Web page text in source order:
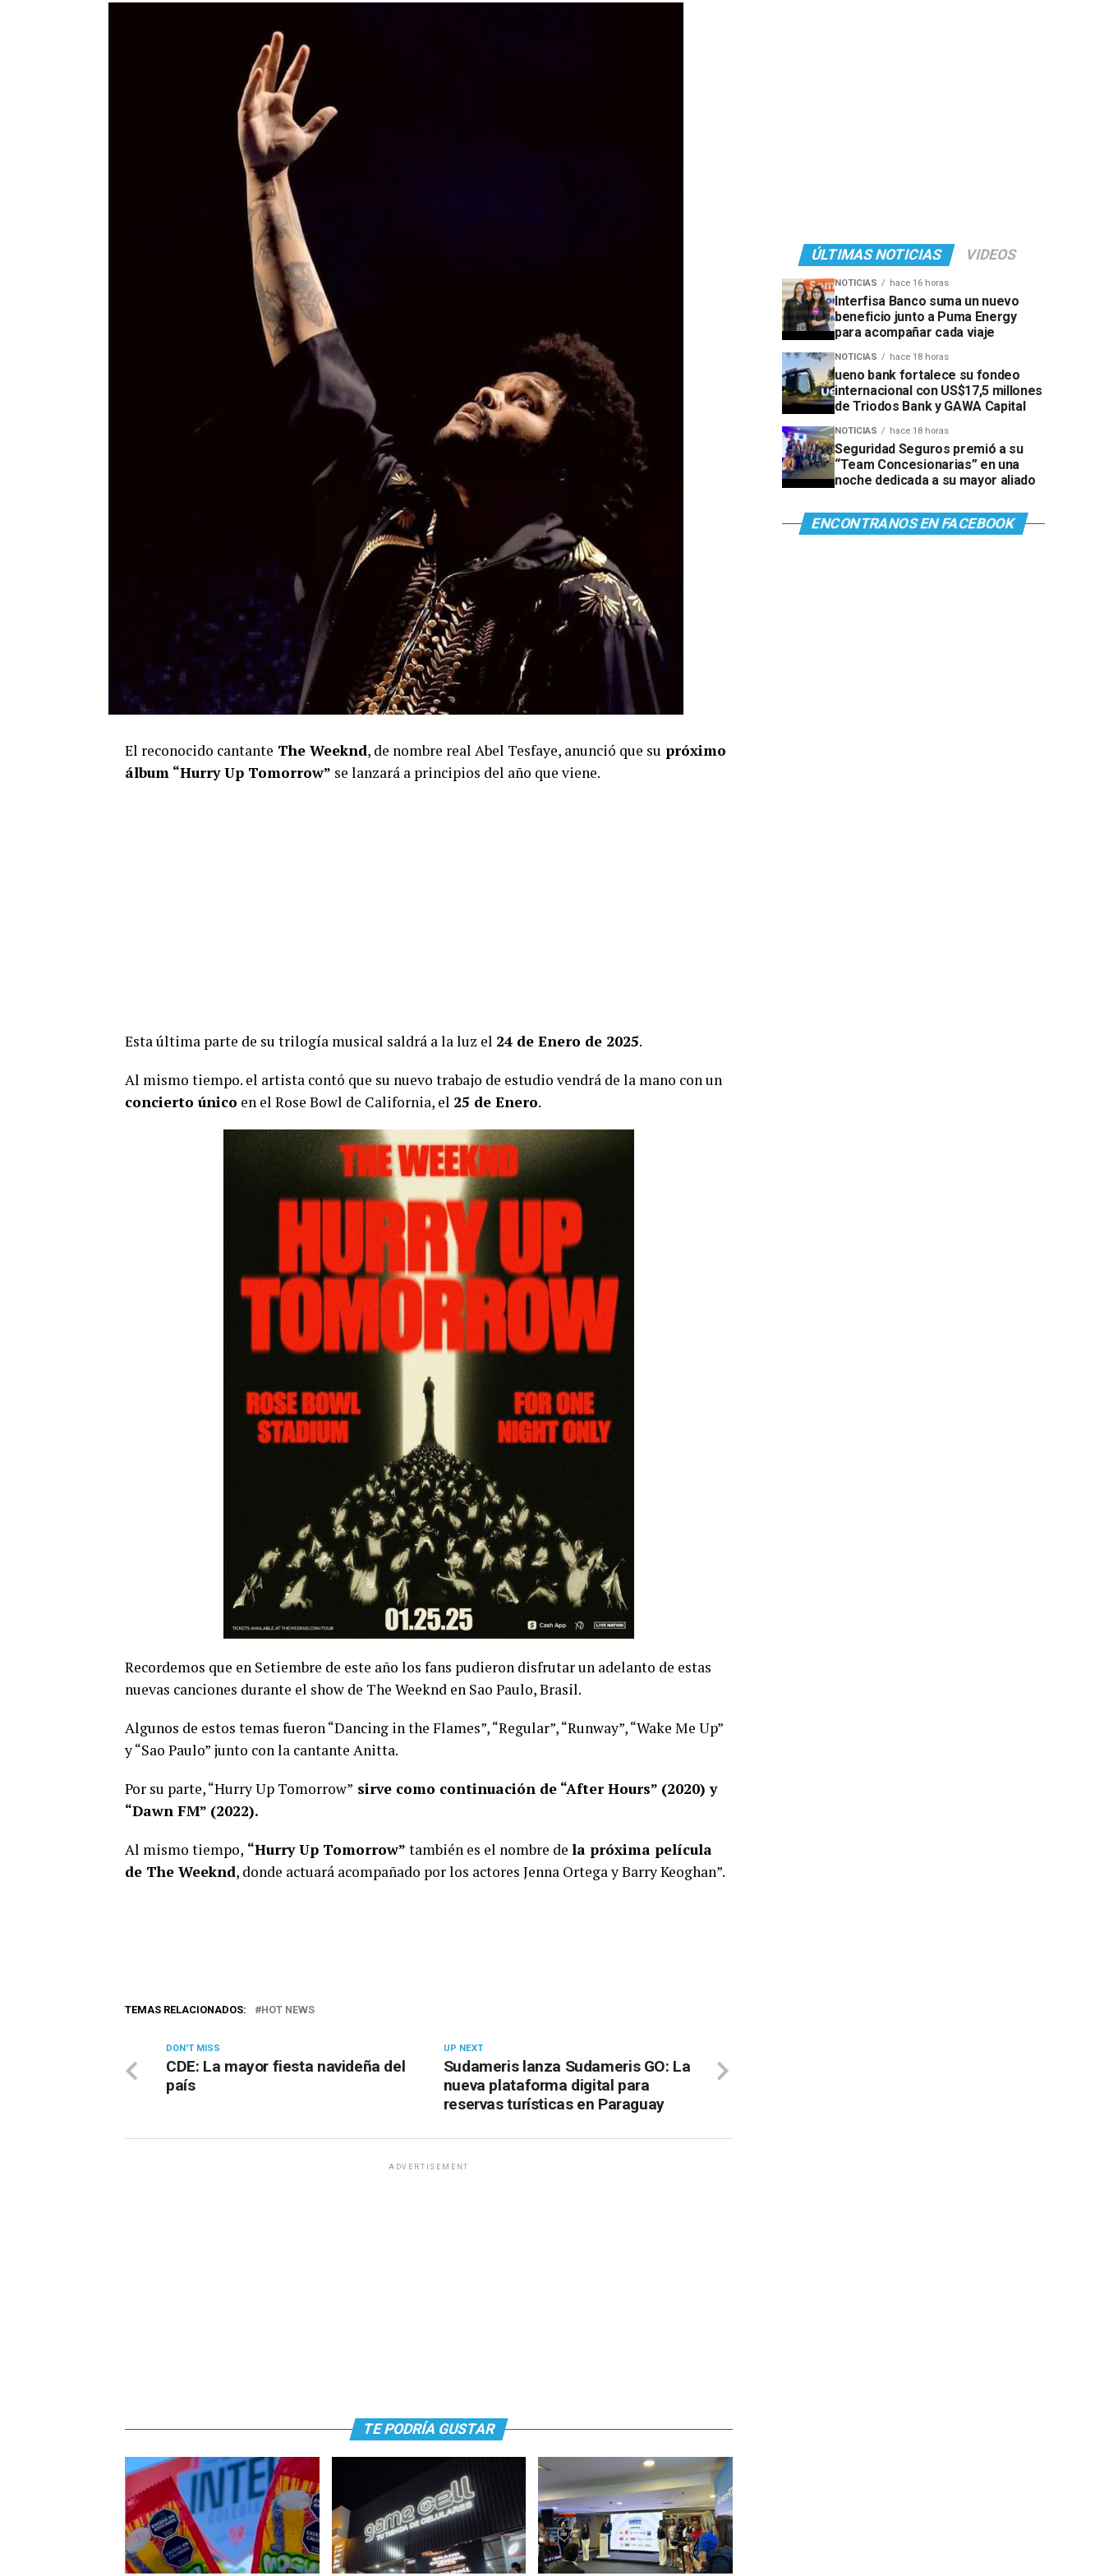
El reconocido cantante The Weeknd, de nombre real Abel Tesfaye, anunció que su próximo
álbum “Hurry Up Tomorrow” se lanzará a principios del año que viene.
Esta última parte de su trilogía musical saldrá a la luz el 24 de Enero de 2025.
Al mismo tiempo. el artista contó que su nuevo trabajo de estudio vendrá de la mano con un
concierto único en el Rose Bowl de California, el 25 de Enero.
Recordemos que en Setiembre de este año los fans pudieron disfrutar un adelanto de estas
nuevas canciones durante el show de The Weeknd en Sao Paulo, Brasil.
Algunos de estos temas fueron “Dancing in the Flames”, “Regular”, “Runway”, “Wake Me Up”
y “Sao Paulo” junto con la cantante Anitta.
Por su parte, “Hurry Up Tomorrow” sirve como continuación de “After Hours” (2020) y
“Dawn FM” (2022).
Al mismo tiempo, “Hurry Up Tomorrow” también es el nombre de la próxima película
de The Weeknd, donde actuará acompañado por los actores Jenna Ortega y Barry Keoghan”.
TEMAS RELACIONADOS: HOT NEWS
UP NEXT
Sudameris lanza Sudameris GO: La
nueva plataforma digital para
reservas turísticas en Paraguay
DON'T MISS
CDE: La mayor fiesta navideña del
país
ADVERTISEMENT
TE PODRÍA GUSTAR
ÚLTIMAS NOTICIAS VIDEOS
NOTICIAS hace 16 horas
Interfisa Banco suma un nuevo
beneficio junto a Puma Energy
para acompañar cada viaje
NOTICIAS hace 18 horas
ueno bank fortalece su fondeo
internacional con US$17,5 millones
de Triodos Bank y GAWA Capital
NOTICIAS hace 18 horas
Seguridad Seguros premió a su
“Team Concesionarias” en una
noche dedicada a su mayor aliado
ENCONTRANOS EN FACEBOOK